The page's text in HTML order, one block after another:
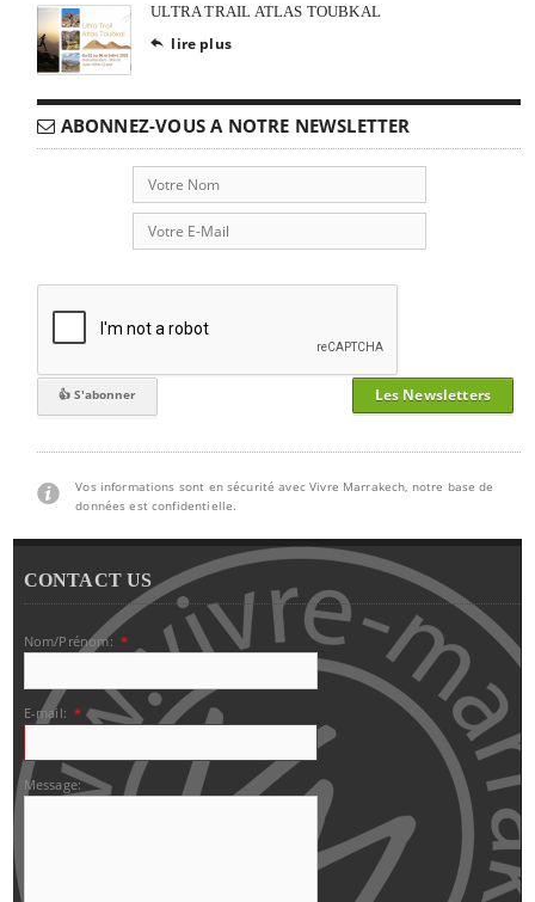
ULTRA TRAIL ATLAS TOUBKAL
 lire plus
ABONNEZ-VOUS A NOTRE NEWSLETTER
Les Newsletters
Vos informations sont en sécurité avec Vivre Marrakech, notre base de
données est confidentielle.
CONTACT US
Nom/Prénom: *
E-mail: *
Message: